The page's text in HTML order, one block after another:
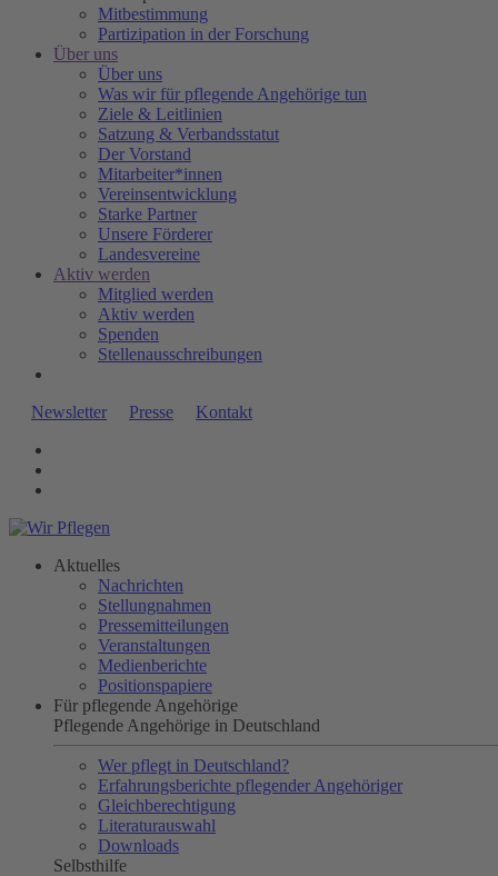
Mitbestimmung
Partizipation in der Forschung
Über uns
Über uns
Was wir für pflegende Angehörige tun
Ziele & Leitlinien
Satzung & Verbandsstatut
Der Vorstand
Mitarbeiter*innen
Vereinsentwicklung
Starke Partner
Unsere Förderer
Landesvereine
Aktiv werden
Mitglied werden
Aktiv werden
Spenden
Stellenausschreibungen
Newsletter Presse Kontakt
Aktuelles
Nachrichten
Stellungnahmen
Pressemitteilungen
Veranstaltungen
Medienberichte
Positionspapiere
Für pflegende Angehörige
Pflegende Angehörige in Deutschland
Wer pflegt in Deutschland?
Erfahrungsberichte pflegender Angehöriger
Gleichberechtigung
Literaturauswahl
Downloads
Selbsthilfe